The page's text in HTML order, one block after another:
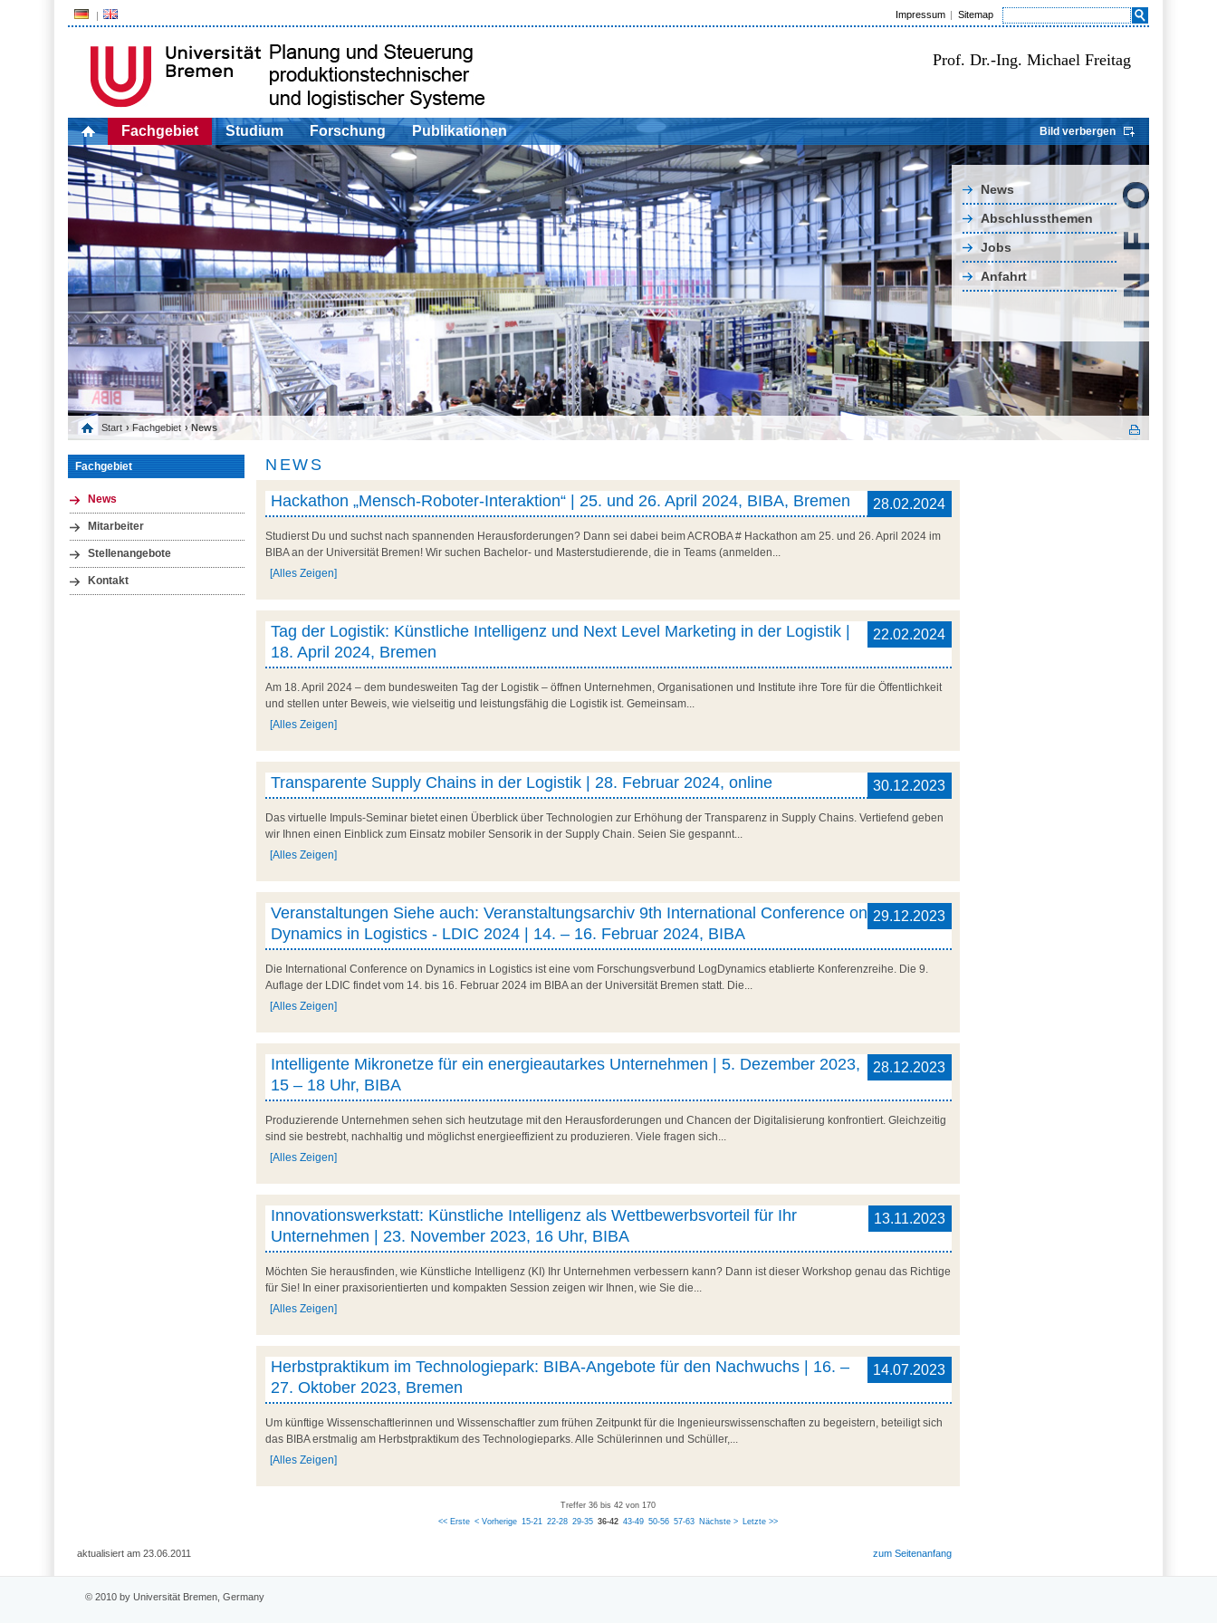
Impressum Sitemap
Prof. Dr.-Ing. Michael Freitag
Fachgebiet Studium Forschung Publikationen Bild verbergen
News
Abschlussthemen
Jobs
Anfahrt
Start › Fachgebiet › News
Fachgebiet
News
Mitarbeiter
Stellenangebote
Kontakt
NEWS
28.02.2024
Hackathon „Mensch-Roboter-Interaktion“ | 25. und 26. April 2024, BIBA, Bremen
Studierst Du und suchst nach spannenden Herausforderungen? Dann sei dabei beim ACROBA # Hackathon am 25. und 26. April 2024 im
BIBA an der Universität Bremen! Wir suchen Bachelor- und Masterstudierende, die in Teams (anmelden...
[Alles Zeigen]
22.02.2024
Tag der Logistik: Künstliche Intelligenz und Next Level Marketing in der Logistik |
18. April 2024, Bremen
Am 18. April 2024 – dem bundesweiten Tag der Logistik – öffnen Unternehmen, Organisationen und Institute ihre Tore für die Öffentlichkeit
und stellen unter Beweis, wie vielseitig und leistungsfähig die Logistik ist. Gemeinsam...
[Alles Zeigen]
30.12.2023
Transparente Supply Chains in der Logistik | 28. Februar 2024, online
Das virtuelle Impuls-Seminar bietet einen Überblick über Technologien zur Erhöhung der Transparenz in Supply Chains. Vertiefend geben
wir Ihnen einen Einblick zum Einsatz mobiler Sensorik in der Supply Chain. Seien Sie gespannt...
[Alles Zeigen]
29.12.2023
Veranstaltungen Siehe auch: Veranstaltungsarchiv 9th International Conference on
Dynamics in Logistics - LDIC 2024 | 14. – 16. Februar 2024, BIBA
Die International Conference on Dynamics in Logistics ist eine vom Forschungsverbund LogDynamics etablierte Konferenzreihe. Die 9.
Auflage der LDIC findet vom 14. bis 16. Februar 2024 im BIBA an der Universität Bremen statt. Die...
[Alles Zeigen]
28.12.2023
Intelligente Mikronetze für ein energieautarkes Unternehmen | 5. Dezember 2023,
15 – 18 Uhr, BIBA
Produzierende Unternehmen sehen sich heutzutage mit den Herausforderungen und Chancen der Digitalisierung konfrontiert. Gleichzeitig
sind sie bestrebt, nachhaltig und möglichst energieeffizient zu produzieren. Viele fragen sich...
[Alles Zeigen]
13.11.2023
Innovationswerkstatt: Künstliche Intelligenz als Wettbewerbsvorteil für Ihr
Unternehmen | 23. November 2023, 16 Uhr, BIBA
Möchten Sie herausfinden, wie Künstliche Intelligenz (KI) Ihr Unternehmen verbessern kann? Dann ist dieser Workshop genau das Richtige
für Sie! In einer praxisorientierten und kompakten Session zeigen wir Ihnen, wie Sie die...
[Alles Zeigen]
14.07.2023
Herbstpraktikum im Technologiepark: BIBA-Angebote für den Nachwuchs | 16. –
27. Oktober 2023, Bremen
Um künftige Wissenschaftlerinnen und Wissenschaftler zum frühen Zeitpunkt für die Ingenieurswissenschaften zu begeistern, beteiligt sich
das BIBA erstmalig am Herbstpraktikum des Technologieparks. Alle Schülerinnen und Schüller,...
[Alles Zeigen]
Treffer 36 bis 42 von 170
<< Erste < Vorherige 15-21 22-28 29-35 36-42 43-49 50-56 57-63 Nächste > Letzte >>
aktualisiert am 23.06.2011 zum Seitenanfang
© 2010 by Universität Bremen, Germany